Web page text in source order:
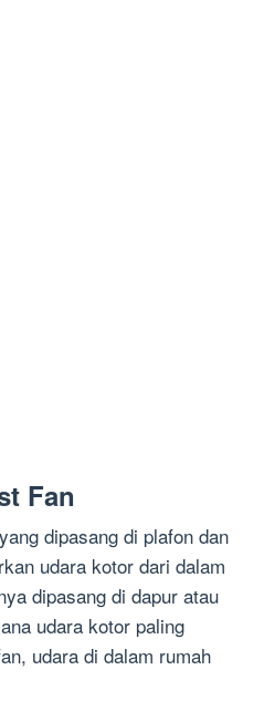
Fan
dipasang di plafon dan
udara kotor dari dalam
dipasang di dapur atau
udara kotor paling
udara di dalam rumah